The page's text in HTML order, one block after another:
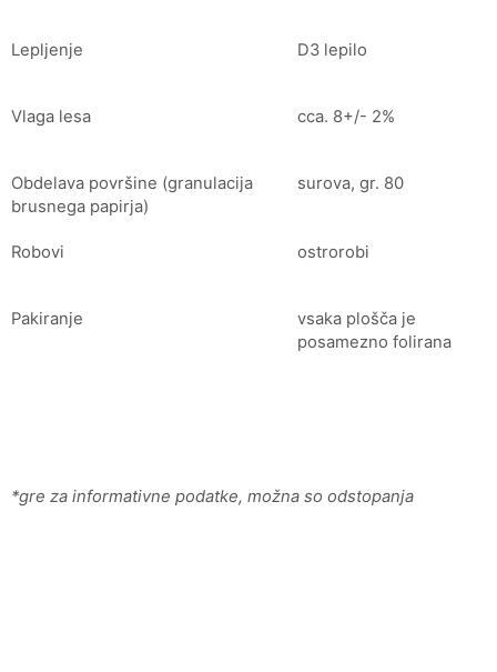
Lepljenje D3 lepilo
Vlaga lesa cca. 8+/- 2%
Obdelava površine (granulacija
brusnega papirja)
surova, gr. 80
Robovi ostrorobi
Pakiranje
vsaka plošča je
posamezno folirana
*gre za informativne podatke, možna so odstopanja